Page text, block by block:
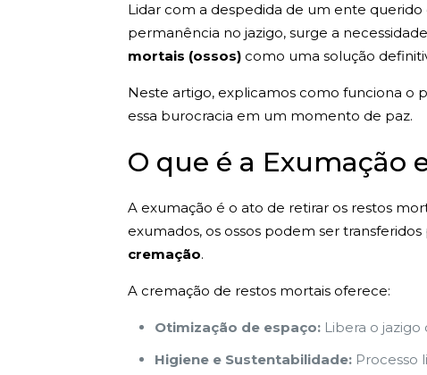
Lidar com a despedida de um ente
permanência no jazigo, surge a
mortais (ossos)como uma solução
Neste artigo, explicamos como funciona o
essa burocracia em um momento de paz.
O que é a Exumação
A exumação é o ato de retirar os restos
exumados, os ossos podem ser
cremação.
A cremação de restos mortais oferece:
Otimização de espaço:Libera o jazigo
Higiene e Sustentabilidade:Processo